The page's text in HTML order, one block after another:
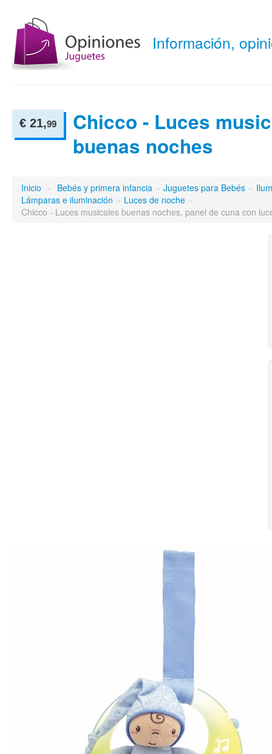
Información,
€ 21,99
Chicco - Luces
buenas noches
Inicio » Bebés y primera infancia » Juguetes para Bebés »
Lámparas e iluminación » Luces de noche »
Chicco - Luces musicales buenas noches, panel de cuna con